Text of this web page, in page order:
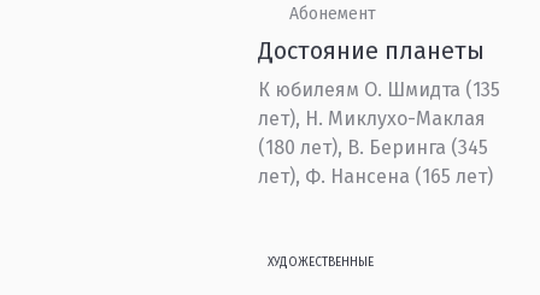
Абонемент
Достояние планеты
К юбилеям О. Шмидта (135
лет), Н. Миклухо-Маклая
(180 лет), В. Беринга (345
лет), Ф. Нансена (165 лет)
ХУДОЖЕСТВЕННЫЕ